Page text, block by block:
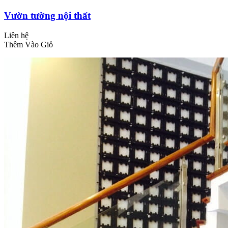
Vườn tường nội thất
Liên hệ
Thêm Vào Giỏ